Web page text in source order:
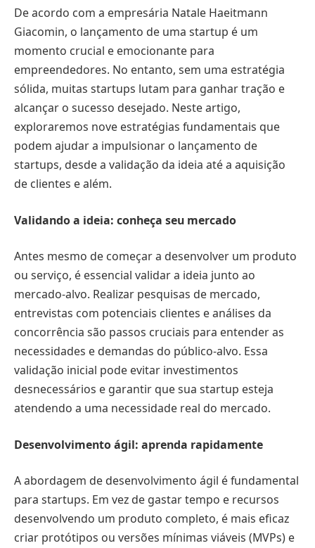
De acordo com a empresária Natale Haeitmann
Giacomin, o lançamento de uma startup é um
momento crucial e emocionante para
empreendedores. No entanto, sem uma estratégia
sólida, muitas startups lutam para ganhar tração e
alcançar o sucesso desejado. Neste artigo,
exploraremos nove estratégias fundamentais que
podem ajudar a impulsionar o lançamento de
startups, desde a validação da ideia até a aquisição
de clientes e além.
Validando a ideia: conheça seu mercado
Antes mesmo de começar a desenvolver um produto
ou serviço, é essencial validar a ideia junto ao
mercado-alvo. Realizar pesquisas de mercado,
entrevistas com potenciais clientes e análises da
concorrência são passos cruciais para entender as
necessidades e demandas do público-alvo. Essa
validação inicial pode evitar investimentos
desnecessários e garantir que sua startup esteja
atendendo a uma necessidade real do mercado.
Desenvolvimento ágil: aprenda rapidamente
A abordagem de desenvolvimento ágil é fundamental
para startups. Em vez de gastar tempo e recursos
desenvolvendo um produto completo, é mais eficaz
criar protótipos ou versões mínimas viáveis (MVPs) e